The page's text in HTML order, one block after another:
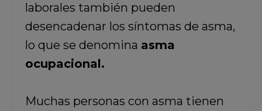
laborales también pueden
desencadenar los síntomas de asma,
lo que se denomina asma
ocupacional.
Muchas personas con asma tienen